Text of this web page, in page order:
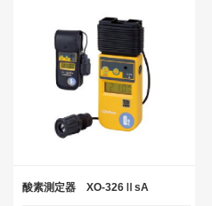
酸素測定器 XO-326ⅡsA